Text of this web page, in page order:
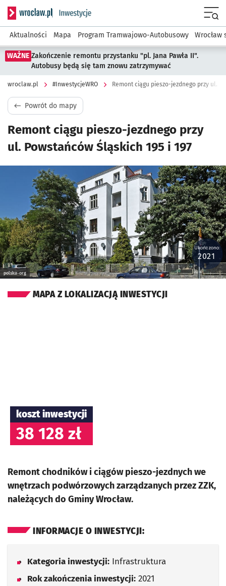
Serwis informacyjny wroclaw.pl podserwis:
Aktualności Mapa Program Tramwajowo-Autobusowy Wrocław
WAŻNE Zakończenie remontu przystanku "pl. Jana Pawła II".
Autobusy będą się tam znowu zatrzymywać
wroclaw.pl #InwestycjeWRO Remont ciągu pieszo-jezdnego przy ul.
Powrót do mapy
Remont ciągu pieszo-jezdnego przy
ul. Powstańców Śląskich 195 i 197
Kliknij, aby powiększyć
polska-org
Ukończono:
2021
MAPA Z LOKALIZACJĄ INWESTYCJI
koszt inwestycji
38 128 zł
Remont chodników i ciągów pieszo-jezdnych we
wnętrzach podwórzowych zarządzanych przez ZZK,
należących do Gminy Wrocław.
INFORMACJE O INWESTYCJI:
Kategoria inwestycji: Infrastruktura
Rok zakończenia inwestycji: 2021